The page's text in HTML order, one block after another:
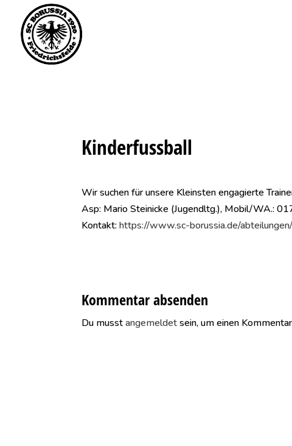
Kinderfussball
Wir suchen für unsere Kleinsten engagierte
Asp: Mario Steinicke (Jugendltg.), Mobil/WA.:
Kontakt:https://www.sc-borussia.de/
Kommentar absenden
Du musstangemeldetsein, um einen